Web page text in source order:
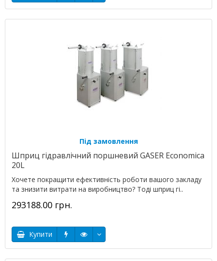
Під замовлення
Шприц гідравлічний поршневий GASER Economica
20L
Хочете покращити ефективність роботи вашого закладу
та знизити витрати на виробництво? Тоді шприц гі..
293188.00 грн.
Купити